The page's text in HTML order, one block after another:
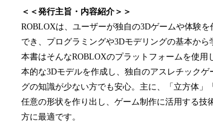
＜＜発行主旨・内容紹介＞＞
ROBLOXは、ユーザーが独自の3Dゲームや体験
でき、プログラミングや3Dモデリングの基本から
本書はそんなROBLOXのプラットフォームを使
本的な3Dモデルを作成し、独自のアスレチック
グの知識が少ない方でも安心。主に、「立方体」
任意の形状を作り出し、ゲーム制作に活用する
方に最適です。